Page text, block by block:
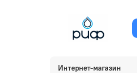
Интернет-магазин